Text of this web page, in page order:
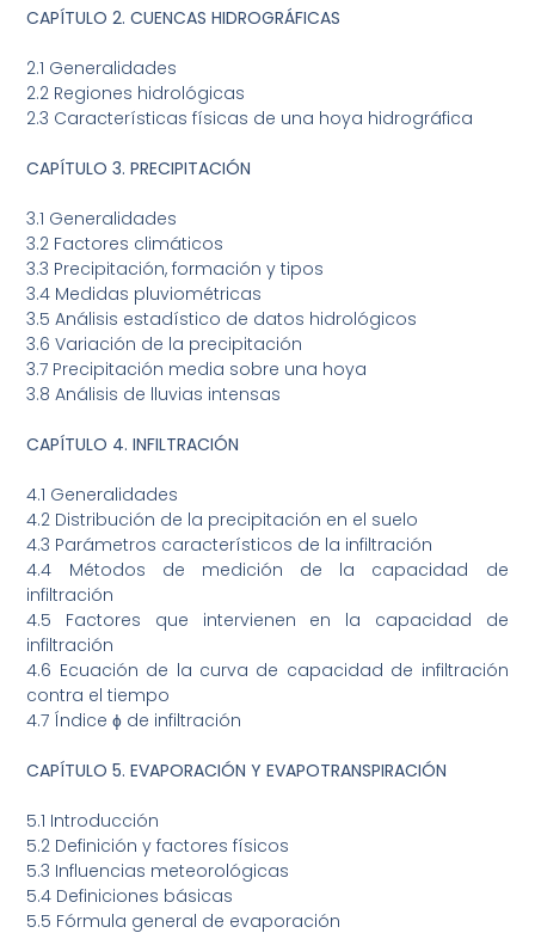
CAPÍTULO 2. CUENCAS HIDROGRÁFICAS
2.1 Generalidades
2.2 Regiones hidrológicas
2.3 Características físicas de una hoya hidrográfica
CAPÍTULO 3. PRECIPITACIÓN
3.1 Generalidades
3.2 Factores climáticos
3.3 Precipitación, formación y tipos
3.4 Medidas pluviométricas
3.5 Análisis estadístico de datos hidrológicos
3.6 Variación de la precipitación
3.7 Precipitación media sobre una hoya
3.8 Análisis de lluvias intensas
CAPÍTULO 4. INFILTRACIÓN
4.1 Generalidades
4.2 Distribución de la precipitación en el suelo
4.3 Parámetros característicos de la infiltración
4.4 Métodos de medición de la capacidad de
infiltración
4.5 Factores que intervienen en la capacidad de
infiltración
4.6 Ecuación de la curva de capacidad de infiltración
contra el tiempo
4.7 Índice ɸ de infiltración
CAPÍTULO 5. EVAPORACIÓN Y EVAPOTRANSPIRACIÓN
5.1 Introducción
5.2 Definición y factores físicos
5.3 Influencias meteorológicas
5.4 Definiciones básicas
5.5 Fórmula general de evaporación